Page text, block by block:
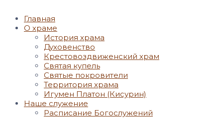
Главная
О храме
История храма
Духовенство
Крестовоздвиженский храм
Святая купель
Святые покровители
Территория храма
Игумен Платон (Кисурин)
Наше служение
Расписание Богослужений